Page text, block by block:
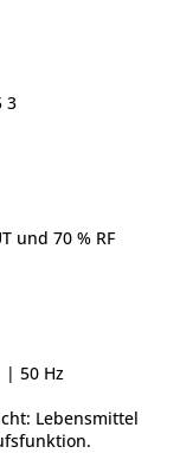
3
und 70 % RF
| 50 Hz
Lebensmittel